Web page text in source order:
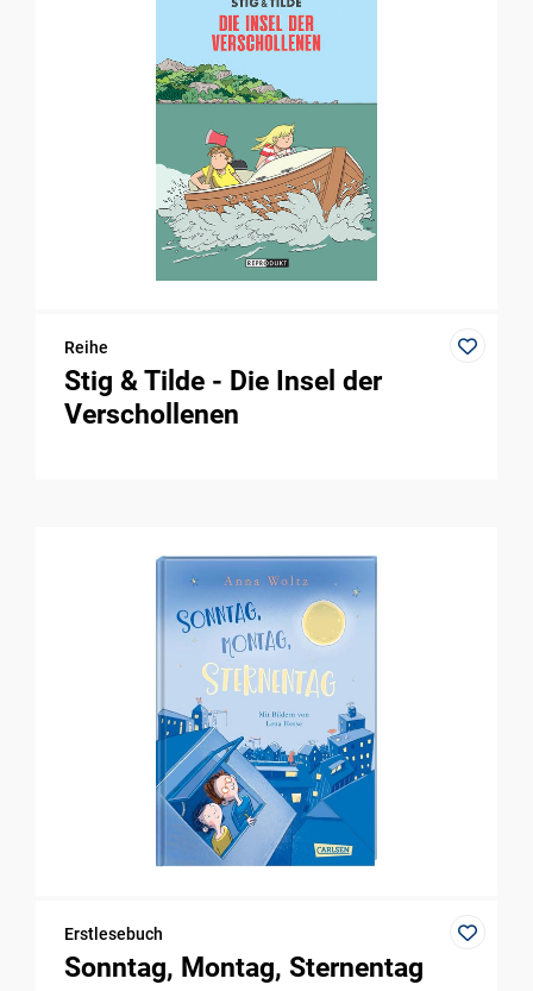
Reihe
Stig & Tilde - Die Insel der
Verschollenen
Erstlesebuch
Sonntag, Montag, Sternentag